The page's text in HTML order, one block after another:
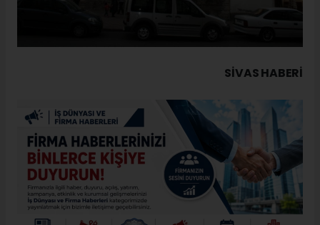
SIVAS HABERİ